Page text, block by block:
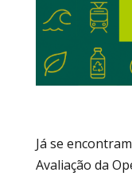
Já se
Avaliação da